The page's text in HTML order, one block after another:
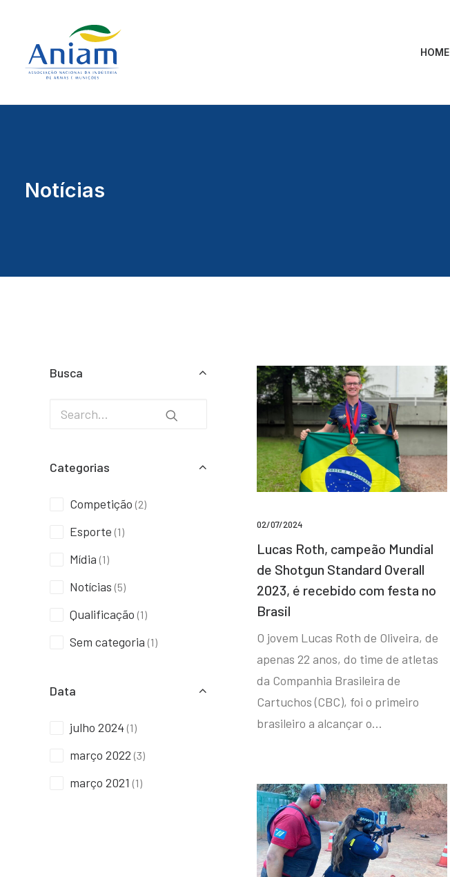
HOME
Notícias
Busca
Categorias
Competição (2)
Esporte (1)
Mídia (1)
Notícias (5)
Qualificação (1)
Sem categoria (1)
Data
julho 2024 (1)
março 2022 (3)
março 2021 (1)
02/07/2024
Lucas Roth, campeão Mundial
de Shotgun Standard Overall
2023, é recebido com festa no
Brasil
O jovem Lucas Roth de Oliveira, de
apenas 22 anos, do time de atletas
da Companhia Brasileira de
Cartuchos (CBC), foi o primeiro
brasileiro a alcançar o…